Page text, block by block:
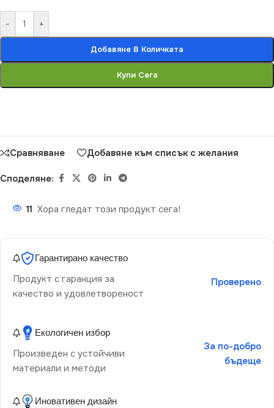
- +
Добавяне В Количката
Купи Сега
Сравняване Добавяне към списък с желания
Споделяне:
11 Хора гледат този продукт сега!
Гарантирано качество
Продукт с гаранция за
качество и удовлетвореност
Проверено
Екологичен избор
Произведен с устойчиви
материали и методи
За по-добро
бъдеще
Иновативен дизайн